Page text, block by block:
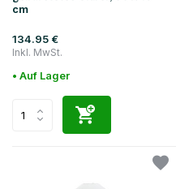
cm
134.95 €
Inkl. MwSt.
• Auf Lager